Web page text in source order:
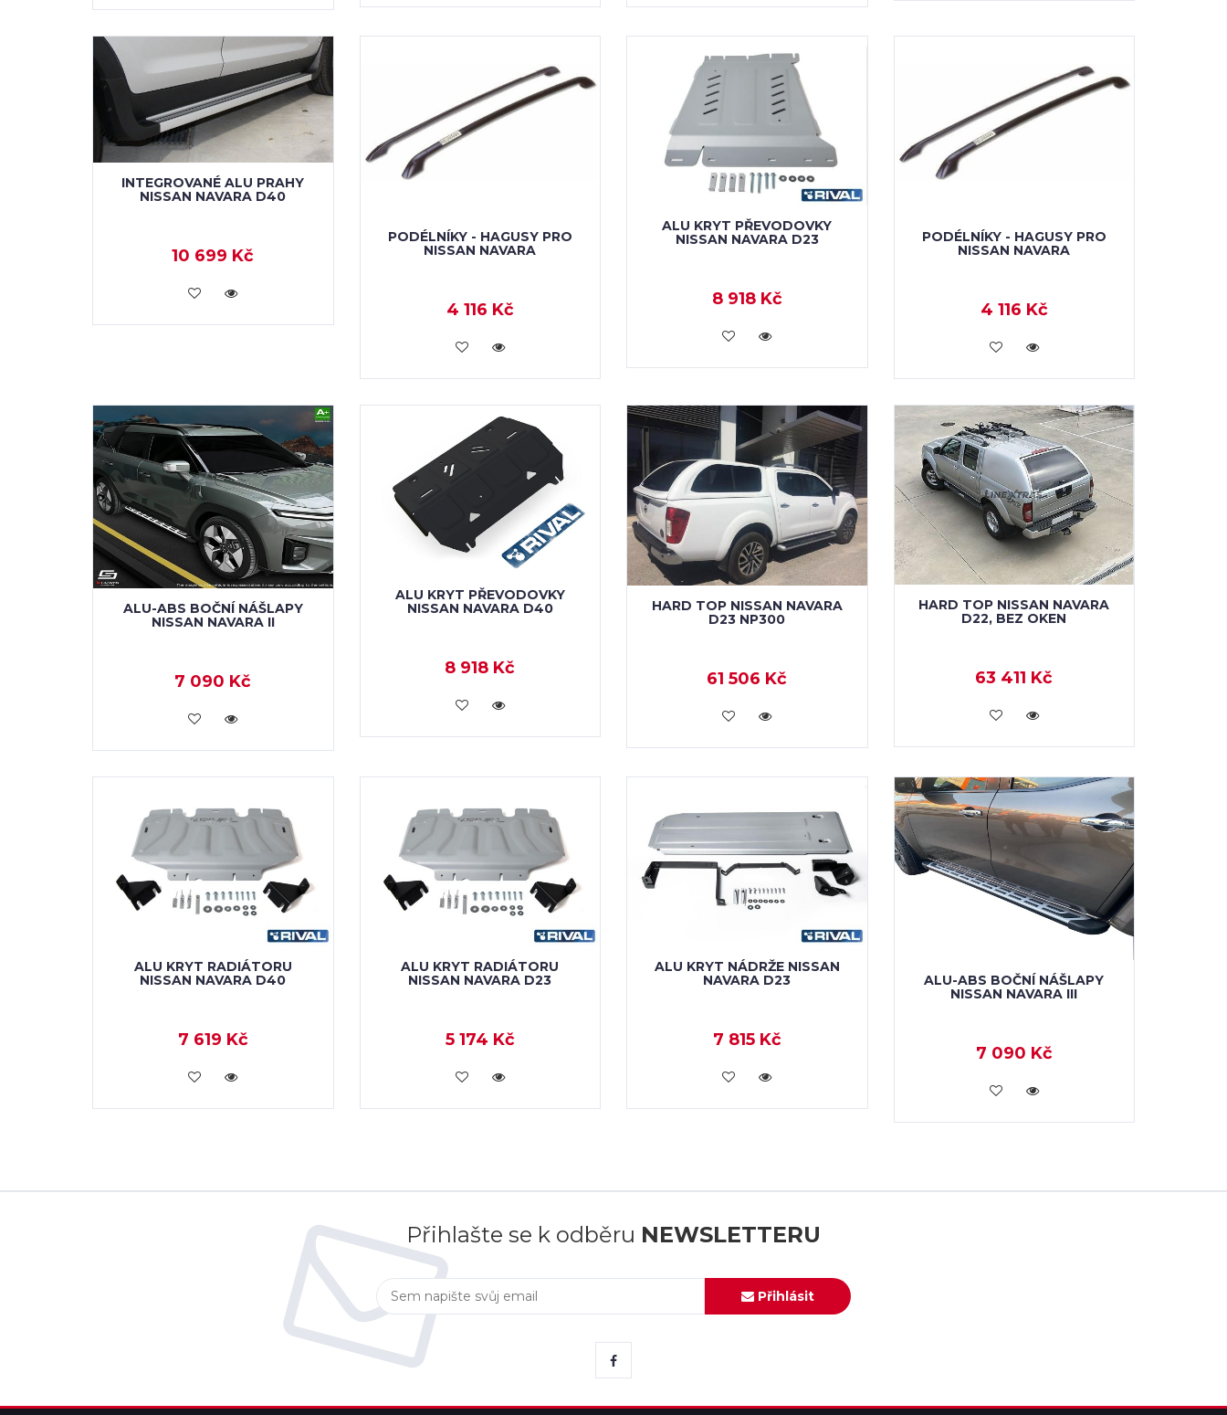
INTEGROVANÉ ALU PRAHY
NISSAN NAVARA D40
10 699 Kč
KOUPIT
PODÉLNÍKY - HAGUSY PRO
NISSAN NAVARA
4 116 Kč
KOUPIT
ALU KRYT PŘEVODOVKY
NISSAN NAVARA D23
8 918 Kč
KOUPIT
PODÉLNÍKY - HAGUSY PRO
NISSAN NAVARA
4 116 Kč
KOUPIT
ALU-ABS BOČNÍ NÁŠLAPY
NISSAN NAVARA II
7 090 Kč
KOUPIT
ALU KRYT PŘEVODOVKY
NISSAN NAVARA D40
8 918 Kč
KOUPIT
HARD TOP NISSAN NAVARA
D23 NP300
61 506 Kč
KOUPIT
HARD TOP NISSAN NAVARA
D22, BEZ OKEN
63 411 Kč
KOUPIT
ALU KRYT RADIÁTORU
NISSAN NAVARA D40
7 619 Kč
KOUPIT
ALU KRYT RADIÁTORU
NISSAN NAVARA D23
5 174 Kč
KOUPIT
ALU KRYT NÁDRŽE NISSAN
NAVARA D23
7 815 Kč
KOUPIT
ALU-ABS BOČNÍ NÁŠLAPY
NISSAN NAVARA III
7 090 Kč
KOUPIT
Přihlašte se k odběru NEWSLETTERU
Přihlásit